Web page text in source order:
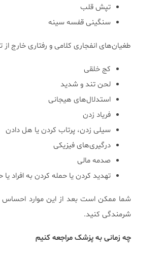
تپش قلب
سنگینی قفسه سینه
طغیان‌های انفجاری کلامی و رفتاری خارج
کج خلقی
لحن تند و شدید
استدلال‌های هیجانی
فریاد زدن
سیلی زدن، پرتاب کردن یا هل دادن
درگیری‌های فیزیکی
صدمه مالی
تهدید کردن یا حمله کردن به افراد یا
شما ممکن است بعد از این موارد
شرمندگی کنید.
چه زمانی به پزشک مراجعه کنیم